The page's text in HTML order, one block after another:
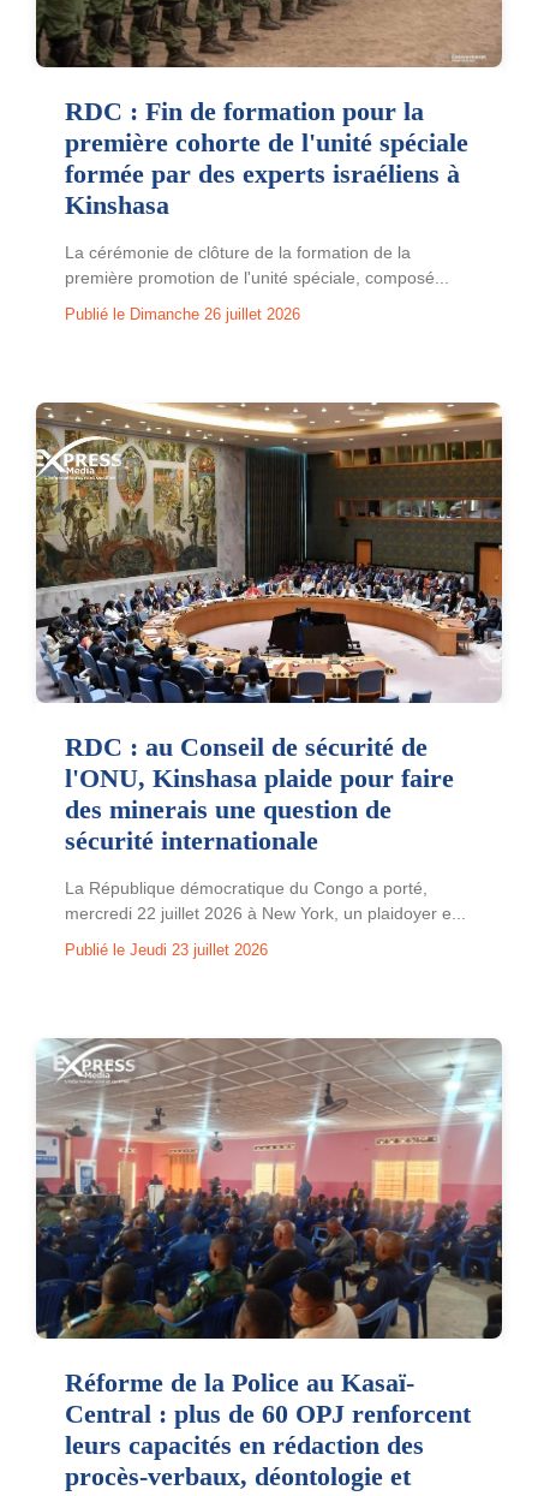
RDC : Fin de formation pour la
première cohorte de l'unité spéciale
formée par des experts israéliens à
Kinshasa
La cérémonie de clôture de la formation de la
première promotion de l'unité spéciale, composé...
Publié le Dimanche 26 juillet 2026
RDC : au Conseil de sécurité de
l'ONU, Kinshasa plaide pour faire
des minerais une question de
sécurité internationale
La République démocratique du Congo a porté,
mercredi 22 juillet 2026 à New York, un plaidoyer e...
Publié le Jeudi 23 juillet 2026
Réforme de la Police au Kasaï-
Central : plus de 60 OPJ renforcent
leurs capacités en rédaction des
procès-verbaux, déontologie et